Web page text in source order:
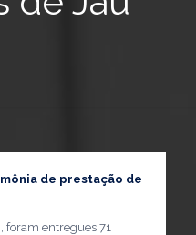
de prestação de
foram entregues 71